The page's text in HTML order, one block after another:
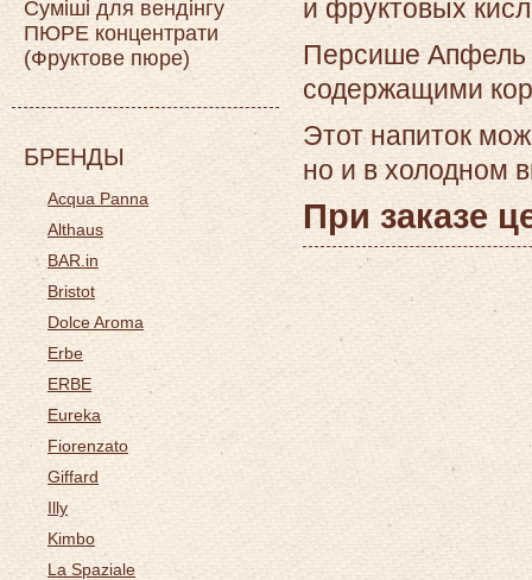
Суміші для вендінгу
ПЮРЕ концентрати
(Фруктове пюре)
БРЕНДЫ
Acqua Panna
Althaus
BAR.in
Bristot
Dolce Aroma
Erbe
ERBE
Eureka
Fiorenzato
Giffard
Illy
Kimbo
La Spaziale
и фруктовых
Персише Апфель
содержащими
Этот напиток
но и в холодном
При заказе